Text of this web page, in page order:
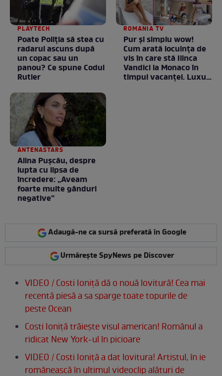
PLAYTECH
Poate Poliția să stea cu
radarul ascuns după
un copac sau un
panou? Ce spune Codul
Rutier
ROMANIA TV
Pur și simplu wow!
Cum arată locuința de
vis în care stă Ilinca
Vandici la Monaco în
timpul vacanței. Luxul
ANTENASTARS
Alina Pușcău, despre
lupta cu lipsa de
încredere: „Aveam
foarte multe gânduri
negative”
Adaugă-ne ca sursă preferată în Google
Urmărește SpyNews pe Discover
VIDEO / Costi Ioniţă dă o nouă lovitură! Cea mai
recentă piesă a sa sparge toate topurile de
peste Ocean
Costi Ioniţă trăieşte visul american! Românul a
ridicat New York-ul în picioare
VIDEO / Costi Ioniţă a dat lovitura! Artistul, în ie
românească în ultimul videoclip alături de